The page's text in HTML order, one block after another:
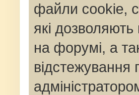
файли cookie,
які
на форумі, а
відстежування